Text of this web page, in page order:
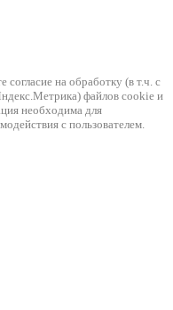
на обработку (в т.ч. с
файлов cookie и
необходима для
с пользователем.